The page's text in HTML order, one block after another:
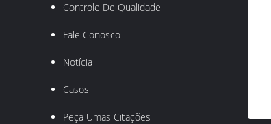
Controle De Qualidade
Fale Conosco
Notícia
Casos
Peça Umas Citações